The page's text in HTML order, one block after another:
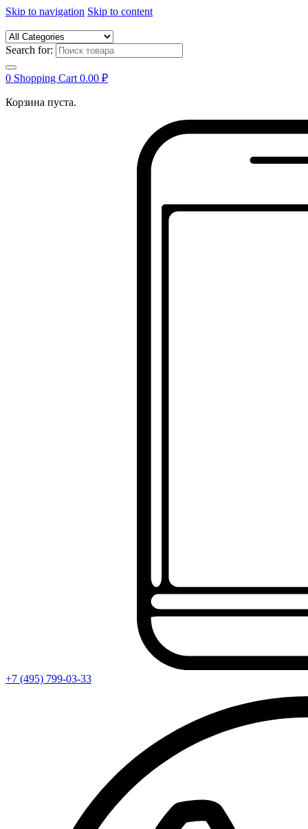
Skip to navigation Skip to content
Search for:
0 Shopping Cart 0.00 ₽
Корзина пуста.
+7 (495) 799-03-33